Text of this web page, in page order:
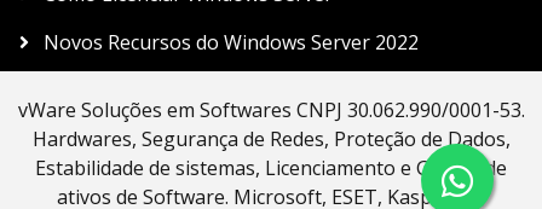
Novos Recursos do Windows Server 2022
vWare Soluções em Softwares CNPJ 30.062.990/0001-53.
Hardwares, Segurança de Redes, Proteção de Dados,
Estabilidade de sistemas, Licenciamento e Gestão de
ativos de Software. Microsoft, ESET, Kaspersky,